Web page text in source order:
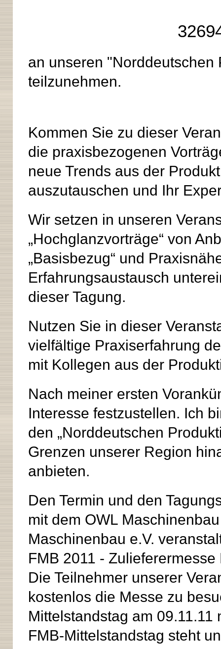
an unseren "Norddeutschen
teilzunehmen.
Kommen Sie zu dieser
die praxisbezogenen
neue Trends aus der
auszutauschen und Ihr
Wir setzen in unseren
„Hochglanzvorträge“ von
„Basisbezug“ und
Erfahrungsaustausch
dieser Tagung.
Nutzen Sie in dieser
vielfältige Praxiserfahrung
mit Kollegen aus der
Nach meiner ersten
Interesse festzustellen. Ich
den „Norddeutschen
Grenzen unserer Region
anbieten.
Den Termin und den
mit dem OWL
Maschinenbau e.V.
FMB 2011 -
Die Teilnehmer unserer
kostenlos die Messe zu
Mittelstandstag am
FMB-Mittelstandstag steht